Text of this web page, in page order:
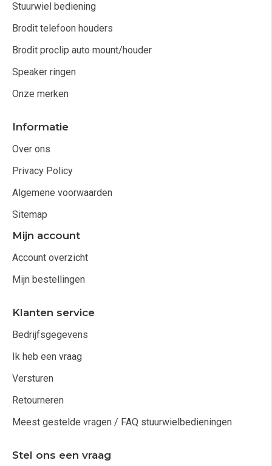
Stuurwiel bediening
Brodit telefoon houders
Brodit proclip auto mount/houder
Speaker ringen
Onze merken
Informatie
Over ons
Privacy Policy
Algemene voorwaarden
Sitemap
Mijn account
Account overzicht
Mijn bestellingen
Klanten service
Bedrijfsgegevens
Ik heb een vraag
Versturen
Retourneren
Meest gestelde vragen / FAQ stuurwielbedieningen
Stel ons een vraag